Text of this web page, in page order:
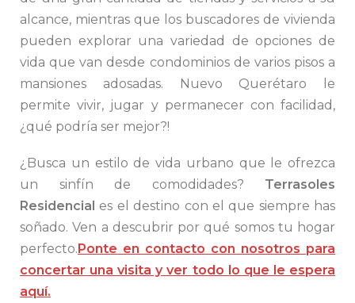
alcance, mientras que los buscadores de vivienda
pueden explorar una variedad de opciones de
vida que van desde condominios de varios pisos a
mansiones adosadas. Nuevo Querétaro le
permite vivir, jugar y permanecer con facilidad,
¿qué podría ser mejor?!
¿Busca un estilo de vida urbano que le ofrezca
un sinfín de comodidades? Terrasoles
Residencial es el destino con el que siempre has
soñado. Ven a descubrir por qué somos tu hogar
perfecto.Ponte en contacto con nosotros para
concertar una visita y ver todo lo que le espera
aquí.